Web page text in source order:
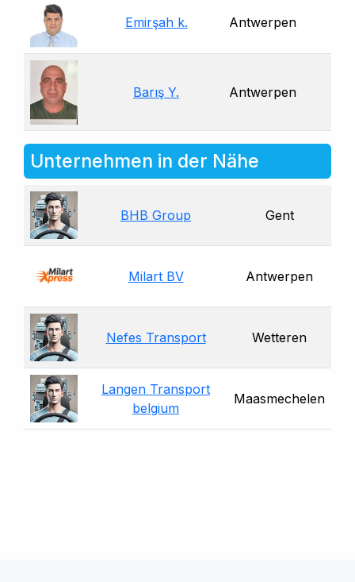
Emirşah k. Antwerpen
Barış Y. Antwerpen
Unternehmen in der Nähe
BHB Group Gent
Milart BV Antwerpen
Nefes Transport Wetteren
Langen Transport
belgium
Maasmechelen